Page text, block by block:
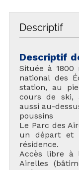
Descriptif
Descriptif
Située à
national des
station, au
cours de ski,
aussi au-
poussins
Le Parc des
un départ et
résidence.
Accès libre à
Airelles